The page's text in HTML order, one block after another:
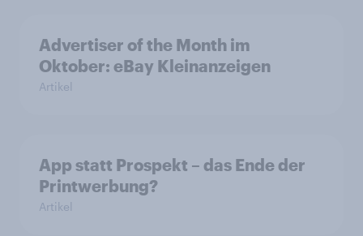
Advertiser of the Month im
Oktober: eBay Kleinanzeigen
Artikel
App statt Prospekt – das Ende der
Printwerbung?
Artikel